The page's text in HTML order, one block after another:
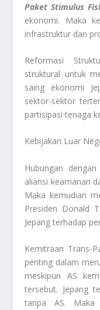
Paket Stimulus
ekonomi. Maka
infrastruktur dan
Reformasi
struktural untuk
saing ekonomi
sektor-sektor
partisipasi tenaga
Kebijakan Luar
Hubungan
aliansi keamanan
Maka kemudian
Presiden Donald
Jepang terhadap
Kemitraan Trans-
penting dalam
meskipun AS
tersebut. Jepang
tanpa AS. Maka